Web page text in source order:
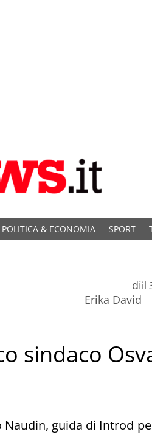
POLITICA & ECONOMIA SPORT
di
Erika David
il
sindaco
guida di Introd